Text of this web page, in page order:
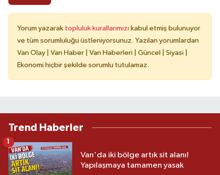
Yorum yazarak topluluk kurallarımızı kabul etmiş bulunuyor
ve tüm sorumluluğu üstleniyorsunuz. Yazılan yorumlardan
Van Olay | Van Haber | Van Haberleri | Güncel | Siyasi |
Ekonomi hiçbir şekilde sorumlu tutulamaz.
Trend Haberler
Van'da iki bölge artık sit alanı!
Yapılaşmaya tamamen yasak
1